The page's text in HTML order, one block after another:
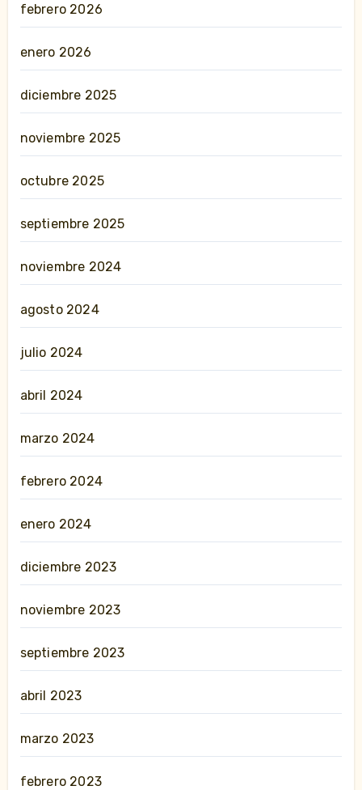
febrero 2026
enero 2026
diciembre 2025
noviembre 2025
octubre 2025
septiembre 2025
noviembre 2024
agosto 2024
julio 2024
abril 2024
marzo 2024
febrero 2024
enero 2024
diciembre 2023
noviembre 2023
septiembre 2023
abril 2023
marzo 2023
febrero 2023